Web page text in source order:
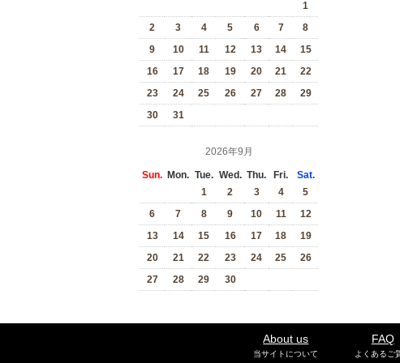
1
2
3 4 5 6 7
8
9
10 11 12 13 14
15
16
17 18 19 20 21
22
23
24 25 26 27 28
29
30
31
2026年9月
Sun. Mon. Tue. Wed. Thu. Fri.
Sat.
1
2 3 4
5
6
7 8 9 10 11
12
13
14 15 16 17 18
19
20
21 22 23 24 25
26
27
28 29 30
About us
当サイトについて
FAQ
よくあるご